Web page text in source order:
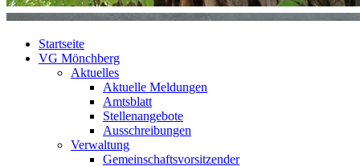
Startseite
VG Mönchberg
Aktuelles
Aktuelle Meldungen
Amtsblatt
Stellenangebote
Ausschreibungen
Verwaltung
Gemeinschaftsvorsitzender